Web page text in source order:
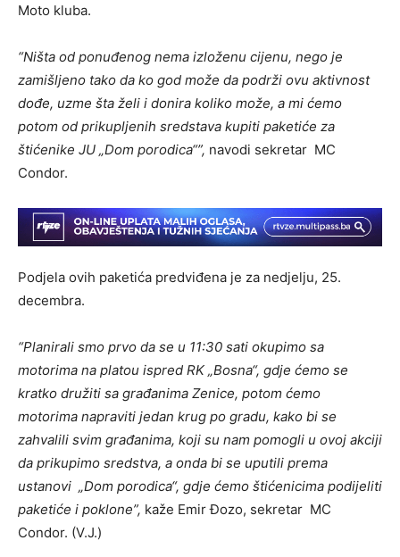
Moto kluba.
“Ništa od ponuđenog nema izloženu cijenu, nego je
zamišljeno tako da ko god može da podrži ovu aktivnost
dođe, uzme šta želi i donira koliko može, a mi ćemo
potom od prikupljenih sredstava kupiti paketiće za
štićenike JU „Dom porodica“”, navodi sekretar MC
Condor.
Podjela ovih paketića predviđena je za nedjelju, 25.
decembra.
“Planirali smo prvo da se u 11:30 sati okupimo sa
motorima na platou ispred RK „Bosna“, gdje ćemo se
kratko družiti sa građanima Zenice, potom ćemo
motorima napraviti jedan krug po gradu, kako bi se
zahvalili svim građanima, koji su nam pomogli u ovoj akciji
da prikupimo sredstva, a onda bi se uputili prema
ustanovi „Dom porodica“, gdje ćemo štićenicima podijeliti
paketiće i poklone”, kaže Emir Đozo, sekretar MC
Condor. (V.J.)